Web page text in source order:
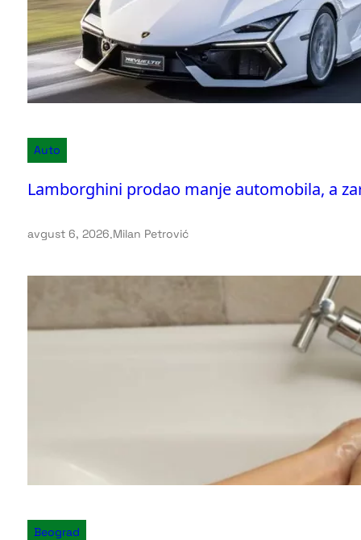
Auto
Lamborghini prodao manje automobila, a
avgust 6, 2026.Milan Petrović
Beograd